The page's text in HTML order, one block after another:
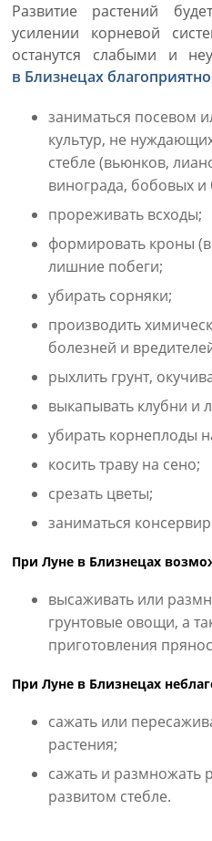
Развитие растений
усилении корневой
останутся слабыми и
в Близнецах
заниматься посевом
культур, не
стебле (вьюнков,
винограда, бобовых и
прореживать всходы;
формировать кроны
лишние побеги;
убирать сорняки;
производить
болезней и
рыхлить грунт,
выкапывать клубни и
убирать корнеплоды
косить траву на сено;
срезать цветы;
заниматься
При Луне в Близнецах
высаживать или
грунтовые овощи, а
приготовления
При Луне в Близнецах
сажать или
растения;
сажать и размножать
развитом стебле.